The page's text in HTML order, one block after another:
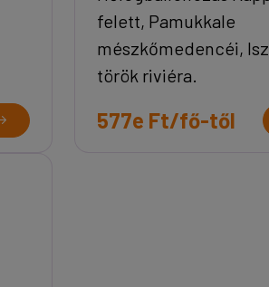
felett, Pamukkale
mészkőmedencéi,
török riviéra.
577e Ft/fő-től